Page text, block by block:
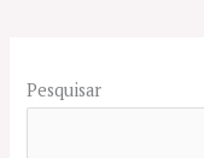
Pesquisar